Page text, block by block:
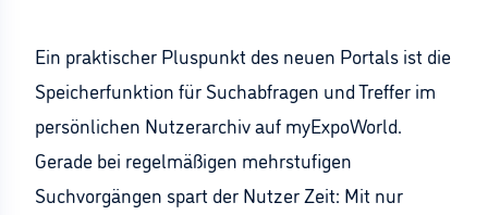
Ein praktischer Pluspunkt des neuen Portals ist die
Speicherfunktion für Suchabfragen und Treffer im
persönlichen Nutzerarchiv auf myExpoWorld.
Gerade bei regelmäßigen mehrstufigen
Suchvorgängen spart der Nutzer Zeit: Mit nur